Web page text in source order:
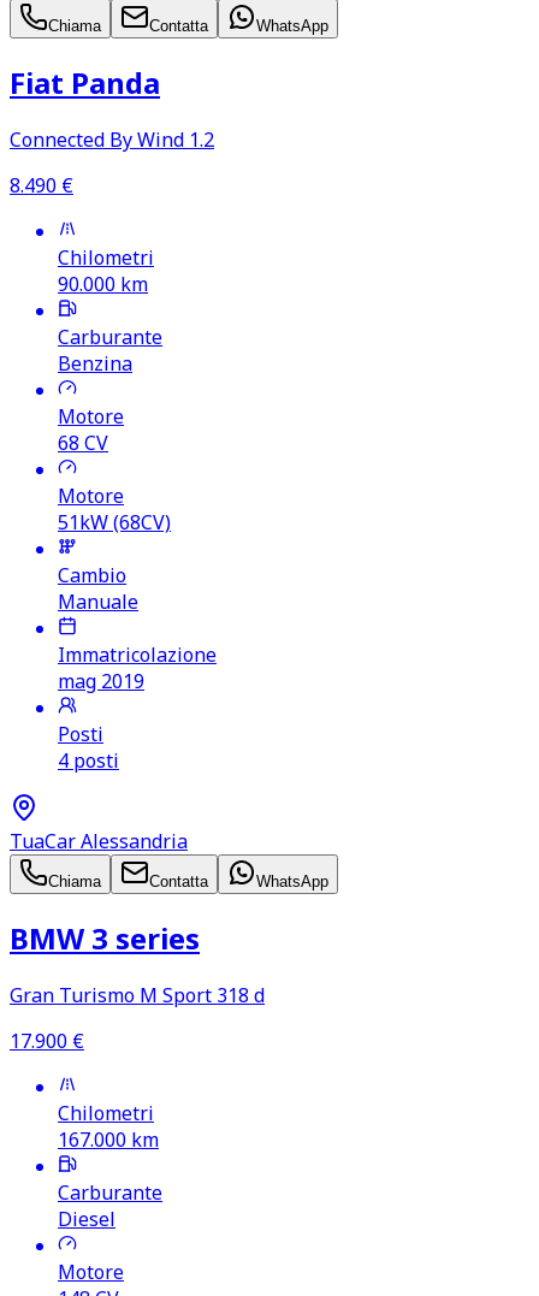
Chiama Contatta WhatsApp
Fiat Panda
Connected By Wind 1.2
8.490 €
Chilometri
90.000 km
Carburante
Benzina
Motore
68 CV
Motore
51kW (68CV)
Cambio
Manuale
Immatricolazione
mag 2019
Posti
4 posti
TuaCar Alessandria
Chiama Contatta WhatsApp
BMW 3 series
Gran Turismo M Sport 318 d
17.900 €
Chilometri
167.000 km
Carburante
Diesel
Motore